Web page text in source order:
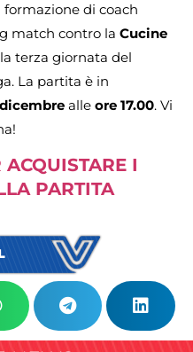
formazione di coach
match contro la Cucine
terza giornata del
La partita è in
alle ore 17.00. Vi
I
PARTITA